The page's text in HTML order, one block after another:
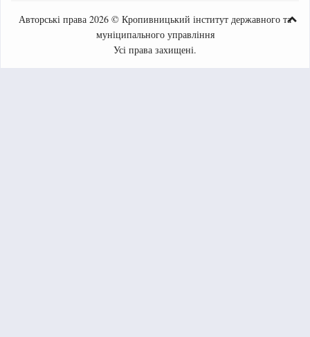
Авторські права 2026 © Кропивницький інститут державного та
муніципального управління
Усі права захищені.